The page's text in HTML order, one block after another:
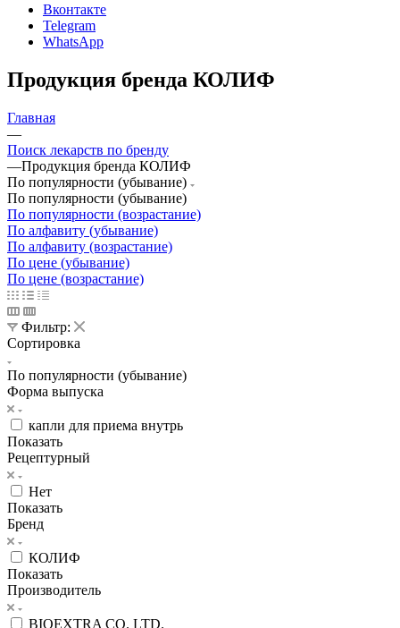
Вконтакте
Telegram
WhatsApp
Продукция бренда КОЛИФ
Главная
—
Поиск лекарств по бренду
—Продукция бренда КОЛИФ
По популярности (убывание)
По популярности (убывание)
По популярности (возрастание)
По алфавиту (убывание)
По алфавиту (возрастание)
По цене (убывание)
По цене (возрастание)
Фильтр:
Сортировка
По популярности (убывание)
Форма выпуска
капли для приема внутрь
Показать
Рецептурный
Нет
Показать
Бренд
КОЛИФ
Показать
Производитель
BIOEXTRA CO. LTD.